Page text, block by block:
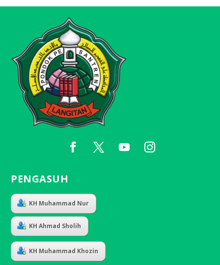
PENGASUH
KH Muhammad Nur
KH Ahmad Sholih
KH Muhammad Khozin